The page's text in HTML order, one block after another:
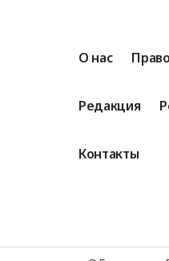
О нас
Редакция
Контакты